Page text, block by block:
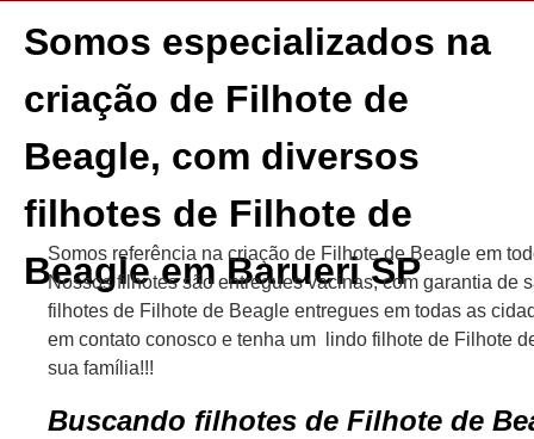
Somos especializados na
criação de Filhote de
Beagle, com diversos
filhotes de Filhote de
Beagle em Barueri SP
Somos referência na criação de Filhote de Beagle em
Nossos filhotes são entregues vacinas, com garantia de
filhotes de Filhote de Beagle entregues em todas as
em contato conosco e tenha um lindo filhote de Filhote
sua família!!!
Buscando filhotes de Filhote de